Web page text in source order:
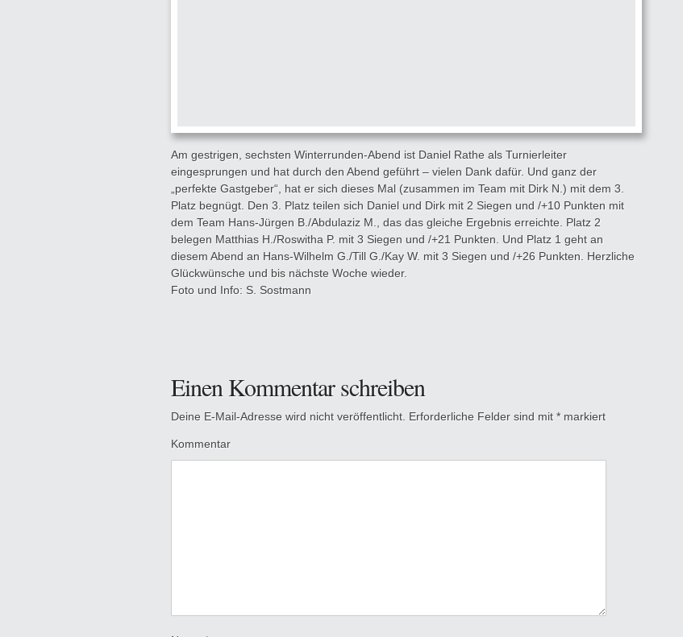
Am gestrigen, sechsten Winterrunden-Abend ist Daniel Rathe als Turnierleiter
eingesprungen und hat durch den Abend geführt – vielen Dank dafür. Und ganz der
„perfekte Gastgeber“, hat er sich dieses Mal (zusammen im Team mit Dirk N.) mit dem 3.
Platz begnügt. Den 3. Platz teilen sich Daniel und Dirk mit 2 Siegen und /+10 Punkten mit
dem Team Hans-Jürgen B./Abdulaziz M., das das gleiche Ergebnis erreichte. Platz 2
belegen Matthias H./Roswitha P. mit 3 Siegen und /+21 Punkten. Und Platz 1 geht an
diesem Abend an Hans-Wilhelm G./Till G./Kay W. mit 3 Siegen und /+26 Punkten. Herzliche
Glückwünsche und bis nächste Woche wieder.
Foto und Info: S. Sostmann
Einen Kommentar schreiben
Deine E-Mail-Adresse wird nicht veröffentlicht. Erforderliche Felder sind mit * markiert
Kommentar